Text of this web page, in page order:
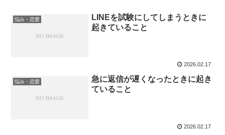
悩み・恋愛
LINEを試験にしてしまうときに
起きていること
2026.02.17
悩み・恋愛
急に返信が遅くなったときに起き
ていること
2026.02.17